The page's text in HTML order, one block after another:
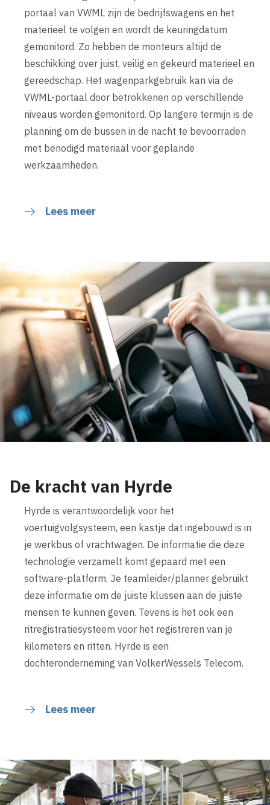
portaal van VWML zijn de bedrijfswagens en het
materieel te volgen en wordt de keuringdatum
gemonitord. Zo hebben de monteurs altijd de
beschikking over juist, veilig en gekeurd materieel en
gereedschap. Het wagenparkgebruik kan via de
VWML-portaal door betrokkenen op verschillende
niveaus worden gemonitord. Op langere termijn is de
planning om de bussen in de nacht te bevoorraden
met benodigd materiaal voor geplande
werkzaamheden.
Lees meer
De kracht van Hyrde
Hyrde is verantwoordelijk voor het
voertuigvolgsysteem, een kastje dat ingebouwd is in
je werkbus of vrachtwagen. De informatie die deze
technologie verzamelt komt gepaard met een
software-platform. Je teamleider/planner gebruikt
deze informatie om de juiste klussen aan de juiste
mensen te kunnen geven. Tevens is het ook een
ritregistratiesysteem voor het registreren van je
kilometers en ritten. Hyrde is een
dochteronderneming van VolkerWessels Telecom.
Lees meer